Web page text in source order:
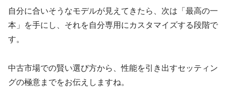
自分に合いそうなモデルが見えてきたら、次は「最高の一
本」を手にし、それを自分専用にカスタマイズする段階で
す。
中古市場での賢い選び方から、性能を引き出すセッティン
グの極意までをお伝えしますね。